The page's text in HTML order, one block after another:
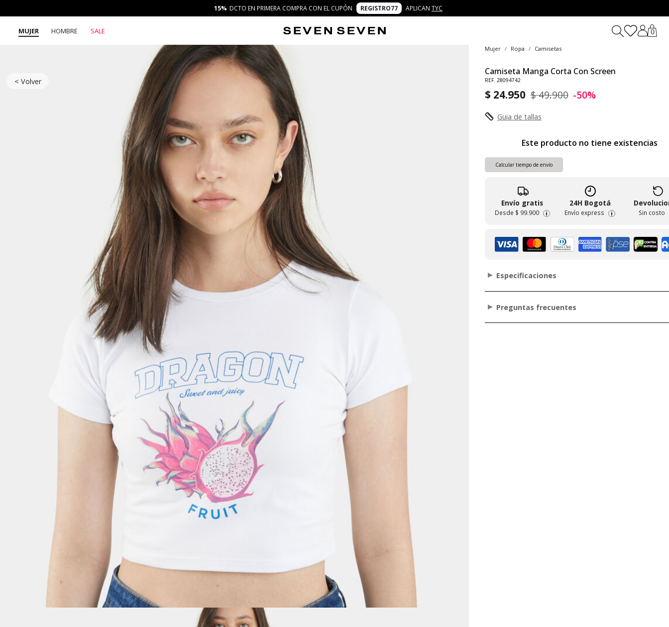
15% DCTO EN PRIMERA COMPRA CON EL CUPÓN REGISTRO77 APLICAN TYC
MUJER HOMBRE SALE 0
< Volver
Mujer Ropa Camisetas
Camiseta Manga Corta Con Screen
REF. 28094742
$ 24.950 $ 49.900 -50%
Guia de tallas
Este producto no tiene existencias
Calcular tiempo de envío
Envío gratis
Desde $ 99.900 i
24H Bogotá
Envío express i Sin costo
Especificaciones
Preguntas frecuentes